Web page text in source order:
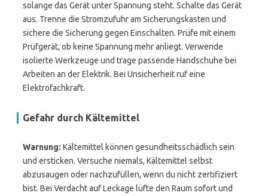
solange das Gerät unter Spannung steht. Schalte das Gerät
aus. Trenne die Stromzufuhr am Sicherungskasten und
sichere die Sicherung gegen Einschalten. Prüfe mit einem
Prüfgerät, ob keine Spannung mehr anliegt. Verwende
isolierte Werkzeuge und trage passende Handschuhe bei
Arbeiten an der Elektrik. Bei Unsicherheit ruf eine
Elektrofachkraft.
Gefahr durch Kältemittel
Warnung: Kältemittel können gesundheitsschädlich sein
und ersticken. Versuche niemals, Kältemittel selbst
abzusaugen oder nachzufüllen, wenn du nicht zertifiziert
bist. Bei Verdacht auf Leckage lüfte den Raum sofort und